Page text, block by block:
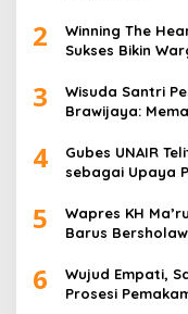
2
Winning The
Sukses Bikin
3
Wisuda Santri
Brawijaya:
4
Gubes UNAIR
sebagai Upaya
5
Wapres KH
Barus
6
Wujud Empati,
Prosesi